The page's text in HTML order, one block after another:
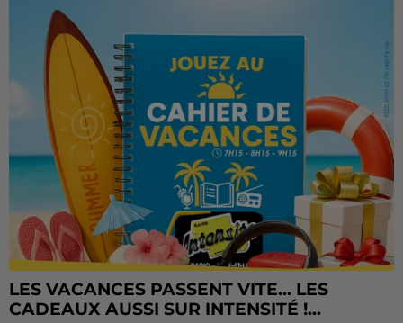
LES VACANCES PASSENT VITE... LES
CADEAUX AUSSI SUR INTENSITÉ !...